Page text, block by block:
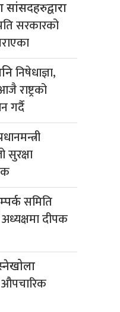
सांसदहरुद्वारा
सरकारको
निषेधाज्ञा,
राष्ट्रको
गर्दै
सुरक्षा
समिति
दीपक
औपचारिक